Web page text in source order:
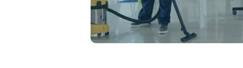
En savoir plus